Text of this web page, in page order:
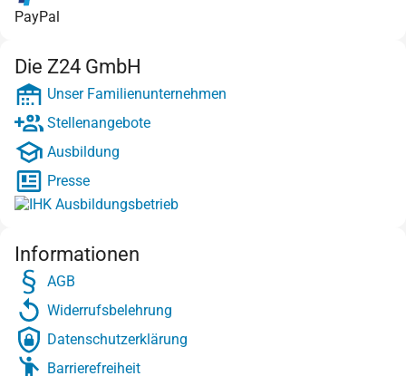
PayPal
Die Z24 GmbH
Unser Familienunternehmen
Stellenangebote
Ausbildung
Presse
Informationen
AGB
Widerrufsbelehrung
Datenschutzerklärung
Barrierefreiheit